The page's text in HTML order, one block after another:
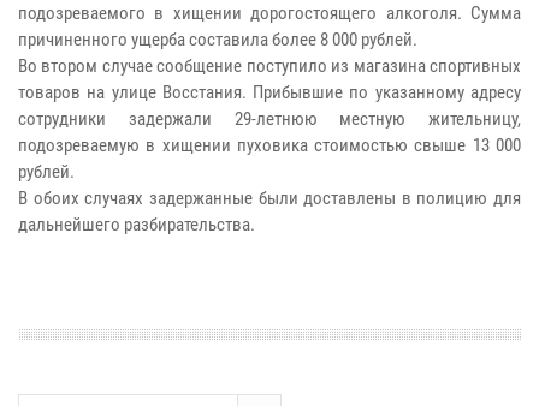
подозреваемого в хищении дорогостоящего алкоголя. Сумма
причиненного ущерба составила более 8 000 рублей.
Во втором случае сообщение поступило из магазина спортивных
товаров на улице Восстания. Прибывшие по указанному адресу
сотрудники задержали 29-летнюю местную жительницу,
подозреваемую в хищении пуховика стоимостью свыше 13 000
рублей.
В обоих случаях задержанные были доставлены в полицию для
дальнейшего разбирательства.